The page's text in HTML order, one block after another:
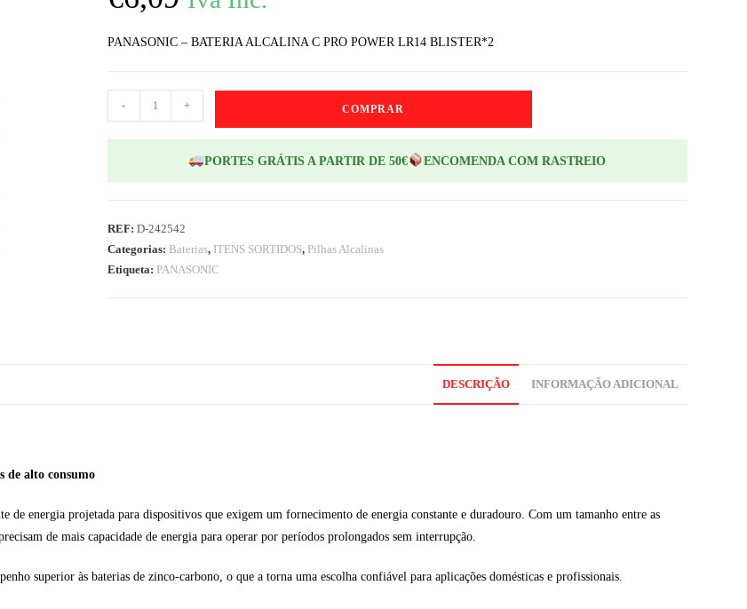
PANASONIC – BATERIA ALCALINA C PRO POWER LR14 BLISTER*2
- + COMPRAR
PORTES GRÁTIS A PARTIR DE 50€ ENCOMENDA COM RASTREIO
REF: D-242542
Categorias: Baterias, ITENS SORTIDOS, Pilhas Alcalinas
Etiqueta: PANASONIC
DESCRIÇÃO INFORMAÇÃO ADICIONAL
de alto consumo
energia projetada para dispositivos que exigem um fornecimento de energia constante e duradouro. Com um tamanho entre as
de mais capacidade de energia para operar por períodos prolongados sem interrupção.
superior às baterias de zinco-carbono, o que a torna uma escolha confiável para aplicações domésticas e profissionais.